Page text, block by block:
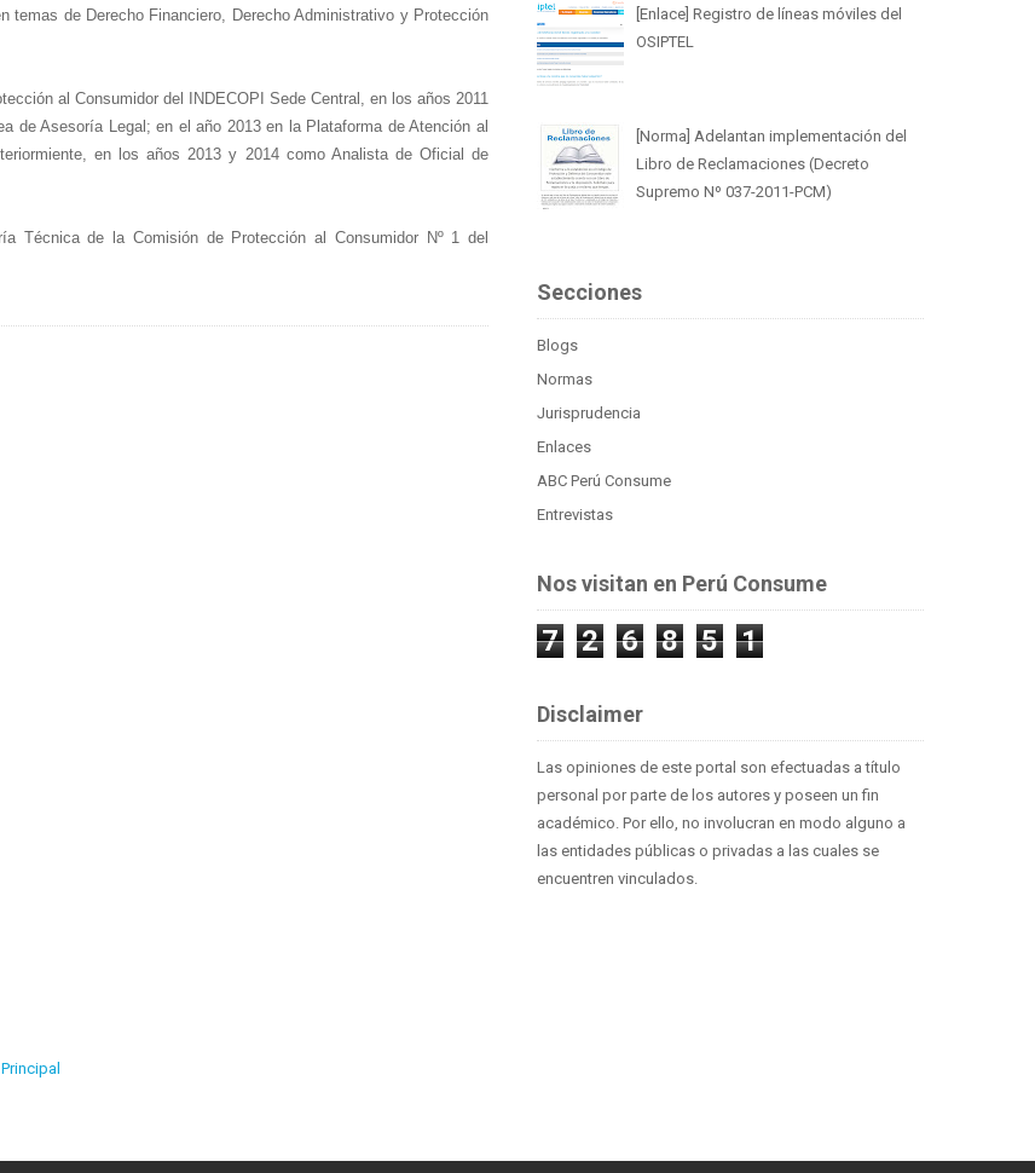
de Derecho Financiero, Derecho Administrativo y Protección
al Consumidor del INDECOPI Sede Central, en los años 2011
de Asesoría Legal; en el año 2013 en la Plataforma de Atención al
en los años 2013 y 2014 como Analista de Oficial de
Técnica de la Comisión de Protección al Consumidor Nº 1 del
[Enlace] Registro de líneas móviles del
OSIPTEL
[Norma] Adelantan implementación del
Libro de Reclamaciones (Decreto
Supremo Nº 037-2011-PCM)
Secciones
Blogs
Normas
Jurisprudencia
Enlaces
ABC Perú Consume
Entrevistas
Nos visitan en Perú Consume
7 2 6 8 5 1
Disclaimer
Las opiniones de este portal son efectuadas a título
personal por parte de los autores y poseen un fin
académico. Por ello, no involucran en modo alguno a
las entidades públicas o privadas a las cuales se
encuentren vinculados.